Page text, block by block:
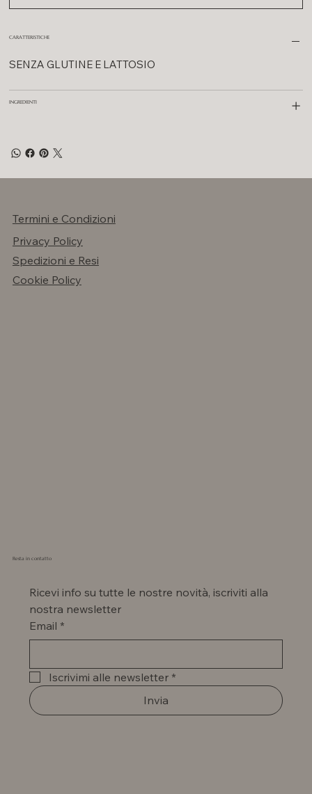
CARATTERISTICHE
SENZA GLUTINE E LATTOSIO
INGREDIENTI
Termini e Condizioni
Privacy Policy
Spedizioni e Resi
Cookie Policy
Resta in contatto
Ricevi info su tutte le nostre novità, iscriviti alla
nostra newsletter
Email *
Iscrivimi alle newsletter *
Invia